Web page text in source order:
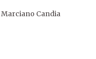
Marciano Candia